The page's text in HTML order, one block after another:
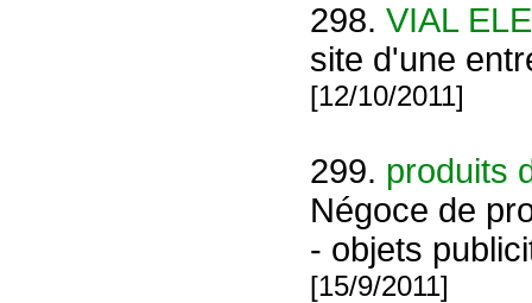
298. VIAL
site d'une
[12/10/2011]
299. produits
Négoce de
- objets
[15/9/2011]